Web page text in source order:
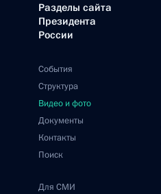
Разделы сайта
Президента
России
События
Структура
Видео и фото
Документы
Контакты
Поиск
Для СМИ